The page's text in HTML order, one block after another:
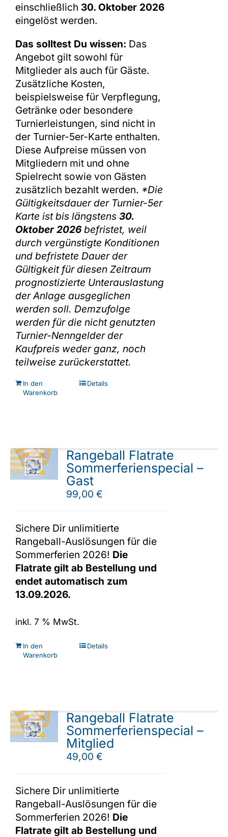
einschließlich 30. Oktober 2026
eingelöst werden.
Das solltest Du wissen: Das
Angebot gilt sowohl für
Mitglieder als auch für Gäste.
Zusätzliche Kosten,
beispielsweise für Verpflegung,
Getränke oder besondere
Turnierleistungen, sind nicht in
der Turnier-5er-Karte enthalten.
Diese Aufpreise müssen von
Mitgliedern mit und ohne
Spielrecht sowie von Gästen
zusätzlich bezahlt werden. *Die
Gültigkeitsdauer der Turnier-5er
Karte ist bis längstens30.
Oktober 2026befristet, weil
durch vergünstigte Konditionen
und befristete Dauer der
Gültigkeit für diesen Zeitraum
prognostizierte Unterauslastung
der Anlage ausgeglichen
werden soll. Demzufolge
werden für die nicht genutzten
Turnier-Nenngelder der
Kaufpreis weder ganz, noch
teilweise zurückerstattet.
In den
Warenkorb
Details
Rangeball Flatrate
Sommerferienspecial –
Gast
99,00€
Sichere Dir unlimitierte
Rangeball-Auslösungen für die
Sommerferien 2026! Die
Flatrate gilt ab Bestellung und
endet automatisch zum
13.09.2026.
inkl. 7 % MwSt.
In den
Warenkorb
Details
Rangeball Flatrate
Sommerferienspecial –
Mitglied
49,00€
Sichere Dir unlimitierte
Rangeball-Auslösungen für die
Sommerferien 2026! Die
Flatrate gilt ab Bestellung und